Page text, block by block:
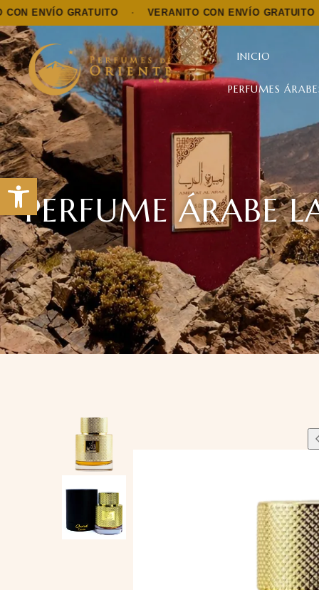
Abrir barra de herramientas
GRATUITO · VERANITO CON ENVÍO GRATUITO ·
INICIO
PERFUMES
PERFUME ÁRABE